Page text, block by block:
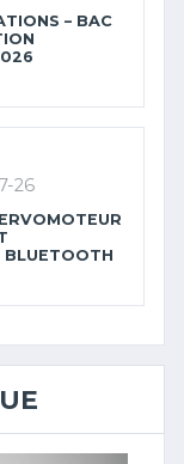
– BAC
26
BLUETOOTH